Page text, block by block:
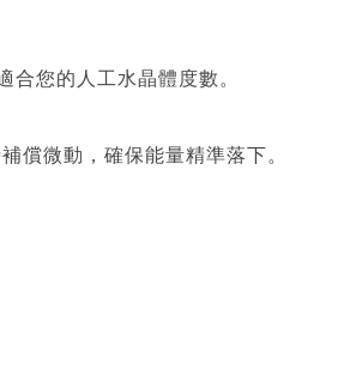
合您的人工水晶體度數。
償微動，確保能量精準落下。